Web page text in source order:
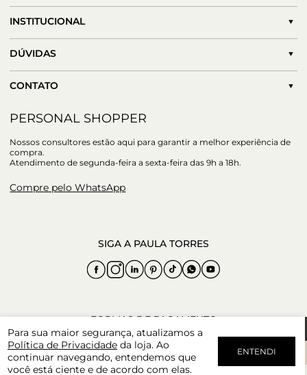
Para sua maior segurança, atualizamos a
Política de Privacidade da loja. Ao
continuar navegando, entendemos que
você está ciente e de acordo com elas.
ENTENDI
INSTITUCIONAL
DÚVIDAS
CONTATO
PERSONAL SHOPPER
Nossos consultores estão aqui para garantir a melhor experiência de
compra.
Atendimento de segunda-feira a sexta-feira das 9h a 18h.
Compre pelo WhatsApp